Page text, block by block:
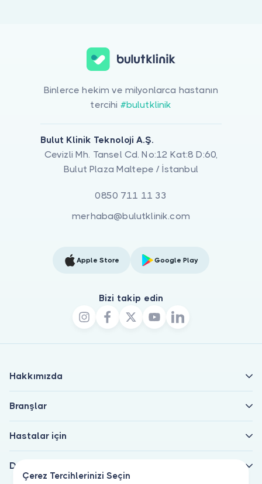
Çerez Tercihlerinizi Seçin
Binlerce hekim ve milyonlarca hastanın
tercihi #bulutklinik
Bulut Klinik Teknoloji A.Ş.
Cevizli Mh. Tansel Cd. No:12 Kat:8 D:60,
Bulut Plaza Maltepe / İstanbul
0850 711 11 33
merhaba@bulutklinik.com
Apple Store Google Play
Bizi takip edin
Hakkımızda
Branşlar
Hastalar için
Doktorlar için